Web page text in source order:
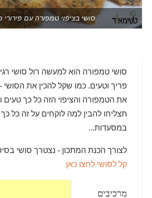
סושי בציפוי טמפורה עם פירורי
סושי טמפורה הוא למעשה רול סושי
פריך וטעים. כמו שקל להכין את הסושי -
את הטמפורה והציפוי הזה כל כך טעים
תצליחו להבין למה לוקחים על זה כל
במסעדות...
לצורך הכנת המתכון - נצטרך סושי
קל לסושי לחצו כאן
מרכיבים